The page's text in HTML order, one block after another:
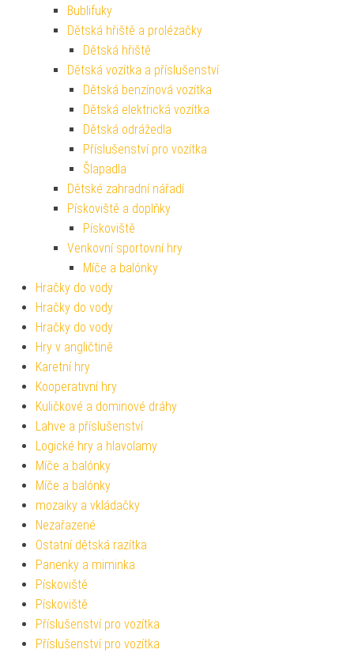
Bublifuky
Dětská hřiště a prolézačky
Dětská hřiště
Dětská vozítka a příslušenství
Dětská benzínová vozítka
Dětská elektrická vozítka
Dětská odrážedla
Příslušenství pro vozítka
Šlapadla
Dětské zahradní nářadí
Pískoviště a doplňky
Pískoviště
Venkovní sportovní hry
Míče a balónky
Hračky do vody
Hračky do vody
Hračky do vody
Hry v angličtině
Karetní hry
Kooperativní hry
Kuličkové a dominové dráhy
Lahve a příslušenství
Logické hry a hlavolamy
Míče a balónky
Míče a balónky
mozaiky a vkládačky
Nezařazené
Ostatní dětská razítka
Panenky a miminka
Pískoviště
Pískoviště
Příslušenství pro vozítka
Příslušenství pro vozítka